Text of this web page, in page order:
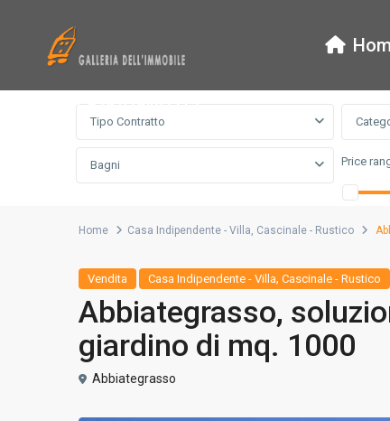
tel. +39 029462215
Tipo Contratto
Bagni Price
Home Casa Indipendente - Villa, Cascinale - Rustico
Vendita Casa Indipendente - Villa, Cascinale - Rustico
Abbiategrasso,
giardino di mq. 1000
Abbiategrasso